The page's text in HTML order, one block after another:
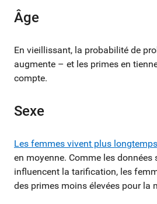
Âge
En vieillissant, la probabilité de
augmente – et les primes en
compte.
Sexe
Les femmes vivent plus
en moyenne. Comme les données
influencent la tarification, les
des primes moins élevées pour la